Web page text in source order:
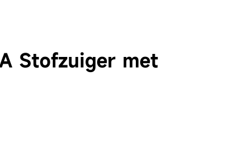
Complete Aqua10 Ultra Roller Complete
Stofzuiger met